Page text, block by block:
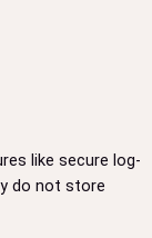
like secure log-
do not store